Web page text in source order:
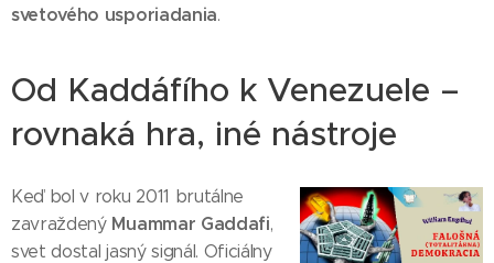
svetového usporiadania.
Od Kaddáfího k Venezuele –
rovnaká hra, iné nástroje
Keď bol v roku 2011 brutálne
zavraždený Muammar Gaddafi,
svet dostal jasný signál. Oficiálny